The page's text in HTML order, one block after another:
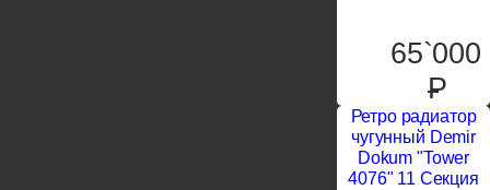
65`000
P
Ретро радиатор
чугунный Demir
Dokum "Tower
4076" 11 Секция